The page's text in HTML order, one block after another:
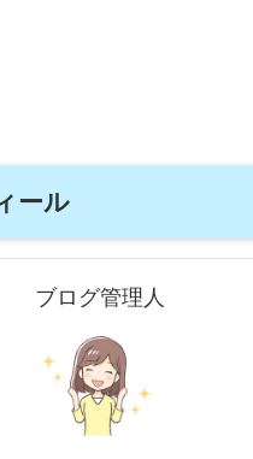
ール
ブログ管理人